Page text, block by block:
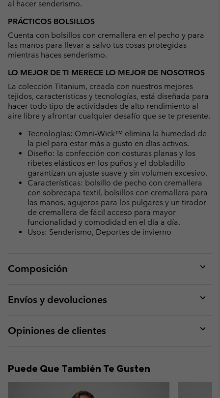
al hacer senderismo.
PRÁCTICOS BOLSILLOS
Cuenta con bolsillos con cremallera en el pecho y para
las manos para llevar a salvo tus cosas protegidas
mientras haces senderismo.
LO MEJOR DE TI MERECE LO MEJOR DE NOSOTROS
La colección Titanium, creada con nuestros mejores
tejidos, características y tecnologías, está diseñada para
hacer todo tipo de actividades de alto rendimiento al
aire libre y afrontar cualquier desafío que se te presente.
Tecnologías: Omni-Wick™ elimina la humedad de
la piel para estar más a gusto en días activos.
Diseño: la confección con costuras planas y los
ribetes elásticos en los puños y el dobladillo
garantizan un ajuste suave y sin volumen excesivo.
Características: bolsillo de pecho con cremallera
con sobrecapa textil, bolsillos con cremallera para
las manos, agujeros para los pulgares y un tirador
de cremallera de fácil acceso para mayor
funcionalidad y comodidad en el día a día.
Usos: Senderismo, Deportes de invierno
Composición
or
Envíos y devoluciones
or
Opiniones de clientes
or
Puede Que También Te Gusten